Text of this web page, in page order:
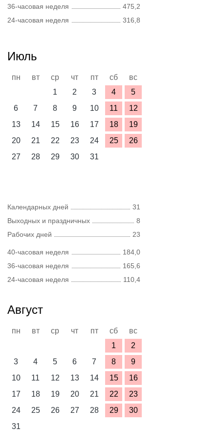
36-часовая неделя
475,2
24-часовая неделя
316,8
Июль
пн вт ср чт пт сб
вс
1
2 3 4
5
6
7 8 9 10 11
12
13
14 15 16 17 18
19
20
21 22 23 24 25
26
27
28 29 30 31
Календарных дней
31
Выходных и праздничных
8
Рабочих дней
23
40-часовая неделя
184,0
36-часовая неделя
165,6
24-часовая неделя
110,4
Август
пн вт ср чт пт сб
вс
1
2
3
4 5 6 7 8
9
10
11 12 13 14 15
16
17
18 19 20 21 22
23
24
25 26 27 28 29
30
31